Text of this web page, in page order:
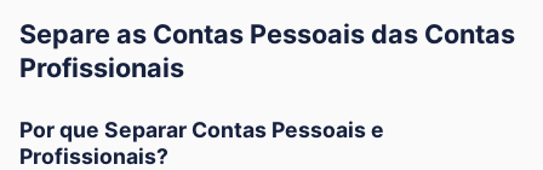
Separe as Contas Pessoais das Contas
Profissionais
Por que Separar Contas Pessoais e
Profissionais?